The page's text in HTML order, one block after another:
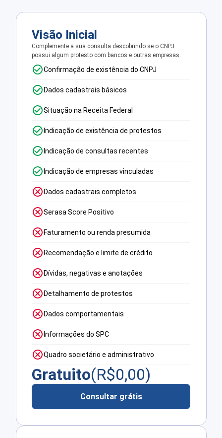
Visão Inicial
Complemente a sua consulta descobrindo se o CNPJ
possui algum protesto com bancos e outras empresas.
Confirmação de existência do CNPJ
Dados cadastrais básicos
Situação na Receita Federal
Indicação de existência de protestos
Indicação de consultas recentes
Indicação de empresas vinculadas
Dados cadastrais completos
Serasa Score Positivo
Faturamento ou renda presumida
Recomendação e limite de crédito
Dívidas, negativas e anotações
Detalhamento de protestos
Dados comportamentais
Informações do SPC
Quadro societário e administrativo
Gratuito(R$0,00)
Consultar grátis